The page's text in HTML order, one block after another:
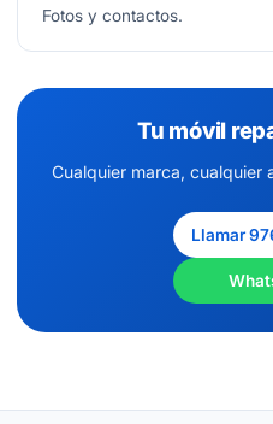
Fotos y contactos.
Tu móvil
Cualquier marca, cualquier
Llamar